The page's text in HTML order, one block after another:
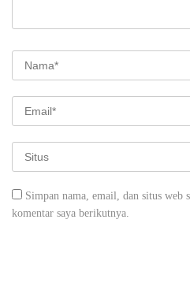
Simpan nama, email, dan situs web
komentar saya berikutnya.